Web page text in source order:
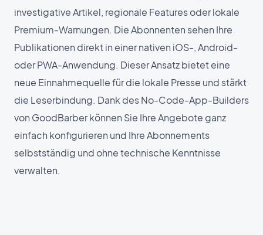
investigative Artikel, regionale Features oder lokale
Premium-Warnungen. Die Abonnenten sehen Ihre
Publikationen direkt in einer nativen iOS-, Android-
oder PWA-Anwendung. Dieser Ansatz bietet eine
neue Einnahmequelle für die lokale Presse und stärkt
die Leserbindung. Dank des No-Code-App-Builders
von GoodBarber können Sie Ihre Angebote ganz
einfach konfigurieren und Ihre Abonnements
selbstständig und ohne technische Kenntnisse
verwalten.